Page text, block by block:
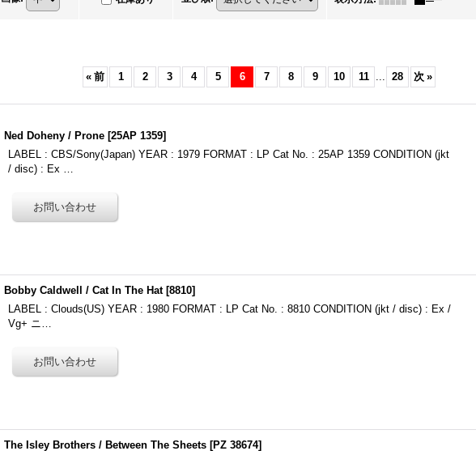
« 前 1 2 3 4 5 6 7 8 9 10 11 ... 28 次 »
Ned Doheny / Prone [25AP 1359]
LABEL : CBS/Sony(Japan) YEAR : 1979 FORMAT : LP Cat No. : 25AP 1359 CONDITION (jkt
/ disc) : Ex …
Bobby Caldwell / Cat In The Hat [8810]
LABEL : Clouds(US) YEAR : 1980 FORMAT : LP Cat No. : 8810 CONDITION (jkt / disc) : Ex /
Vg+ ニ…
The Isley Brothers / Between The Sheets [PZ 38674]